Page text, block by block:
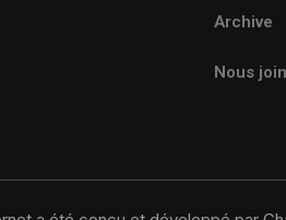
Archive
Nous